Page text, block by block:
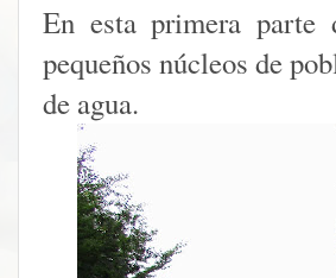
En esta primera parte
pequeños núcleos de
de agua.